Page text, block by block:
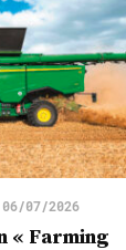
06/07/2026
« Farming